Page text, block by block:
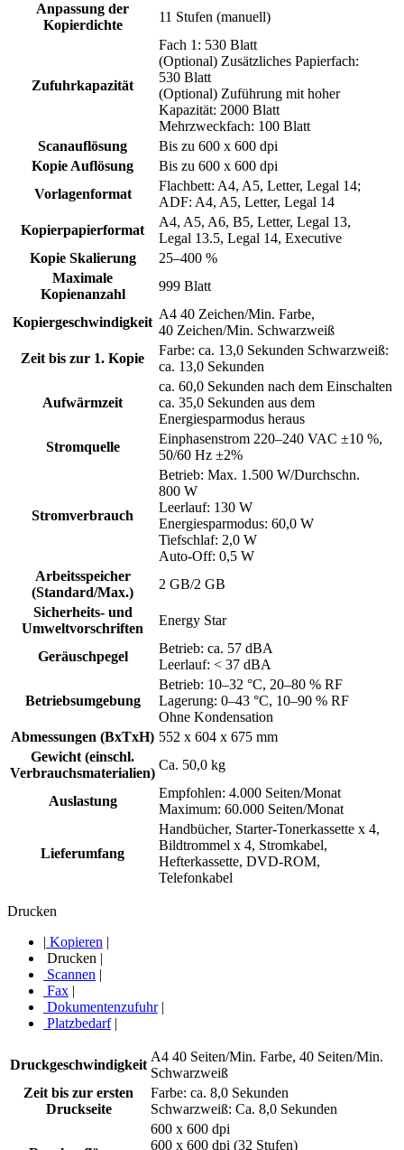
Anpassung der
Kopierdichte
11 Stufen (manuell)
Zufuhrkapazität
Fach 1: 530 Blatt
(Optional) Zusätzliches Papierfach:
530 Blatt
(Optional) Zuführung mit hoher
Kapazität: 2000 Blatt
Mehrzweckfach: 100 Blatt
Scanauflösung
Bis zu 600 x 600 dpi
Kopie Auflösung
Bis zu 600 x 600 dpi
Vorlagenformat
Flachbett: A4, A5, Letter, Legal 14;
ADF: A4, A5, Letter, Legal 14
Kopierpapierformat
A4, A5, A6, B5, Letter, Legal 13,
Legal 13.5, Legal 14, Executive
Kopie Skalierung
25–400 %
Maximale
Kopienanzahl
999 Blatt
Kopiergeschwindigkeit
A4 40 Zeichen/Min. Farbe,
40 Zeichen/Min. Schwarzweiß
Zeit bis zur 1. Kopie
Farbe: ca. 13,0 Sekunden Schwarzweiß:
ca. 13,0 Sekunden
Aufwärmzeit
ca. 60,0 Sekunden nach dem Einschalten
ca. 35,0 Sekunden aus dem
Energiesparmodus heraus
Stromquelle
Einphasenstrom 220–240 VAC ±10 %,
50/60 Hz ±2%
Stromverbrauch
Betrieb: Max. 1.500 W/Durchschn.
800 W
Leerlauf: 130 W
Energiesparmodus: 60,0 W
Tiefschlaf: 2,0 W
Auto-Off: 0,5 W
Arbeitsspeicher
(Standard/Max.)
2 GB/2 GB
Sicherheits- und
Umweltvorschriften
Energy Star
Geräuschpegel
Betrieb: ca. 57 dBA
Leerlauf: < 37 dBA
Betriebsumgebung
Betrieb: 10–32 °C, 20–80 % RF
Lagerung: 0–43 °C, 10–90 % RF
Ohne Kondensation
Abmessungen (BxTxH) 552 x 604 x 675 mm
Gewicht (einschl.
Verbrauchsmaterialien)
Ca. 50,0 kg
Auslastung
Empfohlen: 4.000 Seiten/Monat
Maximum: 60.000 Seiten/Monat
Lieferumfang
Handbücher, Starter-Tonerkassette x 4,
Bildtrommel x 4, Stromkabel,
Hefterkassette, DVD-ROM,
Telefonkabel
Drucken
| Kopieren |
Drucken |
Scannen |
Fax |
Dokumentenzufuhr|
Platzbedarf|
Druckgeschwindigkeit
A4 40 Seiten/Min. Farbe, 40 Seiten/Min.
Schwarzweiß
Zeit bis zur ersten
Druckseite
Farbe: ca. 8,0 Sekunden
Schwarzweiß: Ca. 8,0 Sekunden
600 x 600 dpi
600 x 600 dpi (32 Stufen)